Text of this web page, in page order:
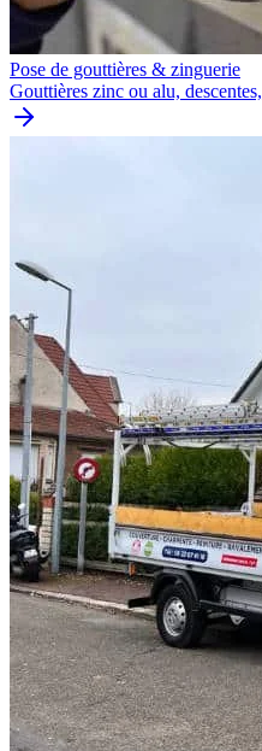
Pose de gouttières & zinguerie
Gouttières zinc ou alu,